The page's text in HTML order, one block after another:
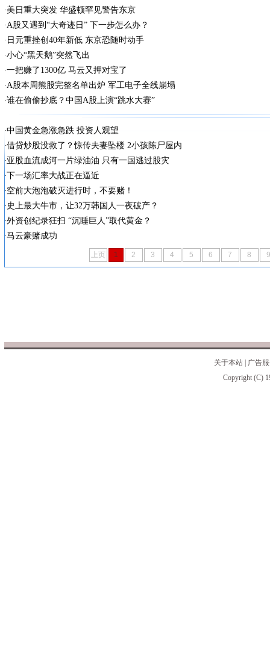
美日重大突发 华盛顿罕见警告东京
A股又遇到“大奇迹日” 下一步怎么办？
日元重挫创40年新低 东京恐随时动手
小心“黑天鹅”突然飞出
一把赚了1300亿 马云又押对宝了
A股本周熊股完整名单出炉 军工电子全线崩塌
谁在偷偷抄底？中国A股上演“跳水大赛”
中国黄金急涨急跌 投资人观望
借贷炒股没救了？惊传夫妻坠楼 2小孩陈尸屋内
亚股血流成河一片绿油油 只有一国逃过股灾
下一场汇率大战正在逼近
空前大泡泡破灭进行时，不要赌！
史上最大牛市，让32万韩国人一夜破产？
外资创纪录狂扫 “沉睡巨人”取代黄金？
马云豪赌成功
上页 1 2 3 4 5 6 7 8 9
关于本站
广告
Copyright (C)